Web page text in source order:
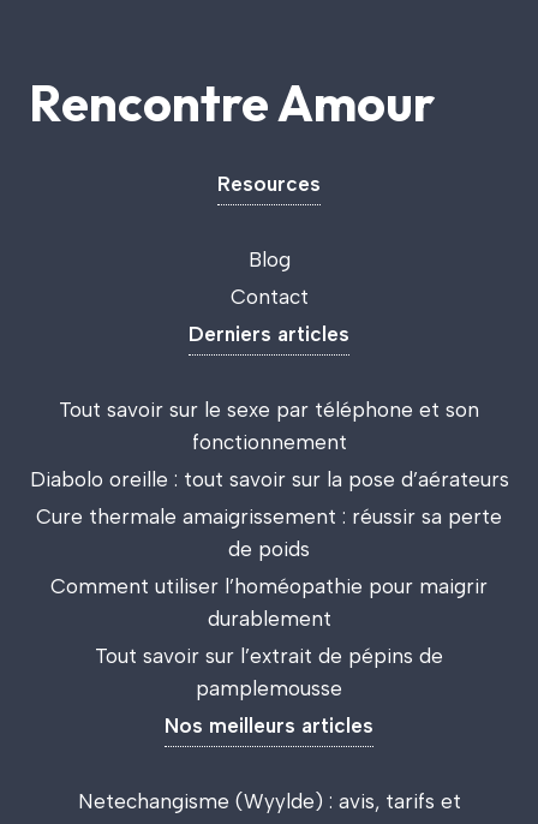
Rencontre Amour
Resources
Blog
Contact
Derniers articles
Tout savoir sur le sexe par téléphone et son
fonctionnement
Diabolo oreille : tout savoir sur la pose d’aérateurs
Cure thermale amaigrissement : réussir sa perte
de poids
Comment utiliser l’homéopathie pour maigrir
durablement
Tout savoir sur l’extrait de pépins de
pamplemousse
Nos meilleurs articles
Netechangisme (Wyylde) : avis, tarifs et